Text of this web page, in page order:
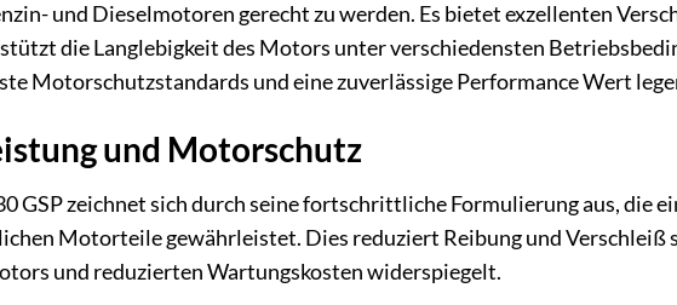
und Dieselmotoren gerecht zu werden. Es bietet exzellenten
die Langlebigkeit des Motors unter verschiedensten
Motorschutzstandards und eine zuverlässige Performance Wert
und Motorschutz
GSP zeichnet sich durch seine fortschrittliche Formulierung aus, die
Motorteile gewährleistet. Dies reduziert Reibung und Verschleiß
und reduzierten Wartungskosten widerspiegelt.